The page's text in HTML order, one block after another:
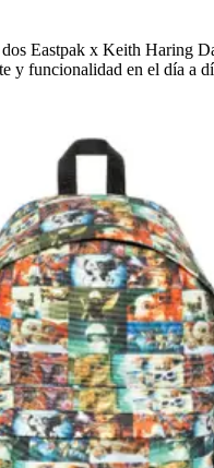
dos Eastpak x Keith Haring
y funcionalidad en el día a